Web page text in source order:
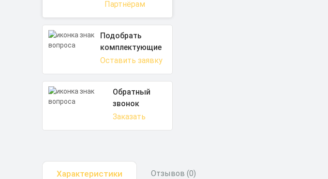
Партнёрам
Подобрать
комплектующие
Оставить заявку
Обратный
звонок
Заказать
Характеристики Отзывов (0)